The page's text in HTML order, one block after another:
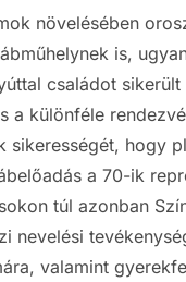
növelésében
is,
családot sikerült
a különféle
sikerességét, hogy
a 70-ik
túl azonban
nevelési
valamint